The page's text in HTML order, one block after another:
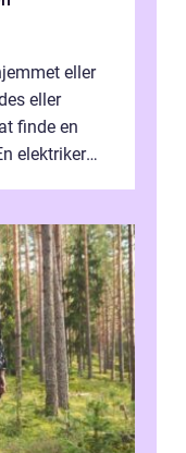
eller
eller
finde en
elektriker